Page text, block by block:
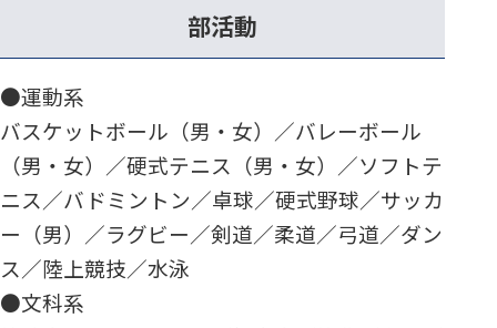
部活動
●運動系
バスケットボール（男・女）／バレーボール
（男・女）／硬式テニス（男・女）／ソフトテ
ニス／バドミントン／卓球／硬式野球／サッカ
ー（男）／ラグビー／剣道／柔道／弓道／ダン
ス／陸上競技／水泳
●文科系